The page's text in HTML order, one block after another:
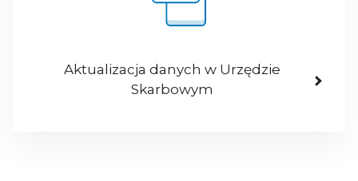
Aktualizacja danych w Urzędzie
Skarbowym